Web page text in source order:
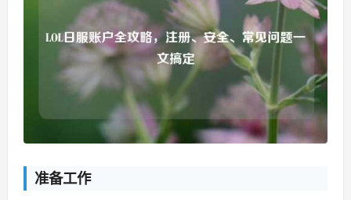
准备工作